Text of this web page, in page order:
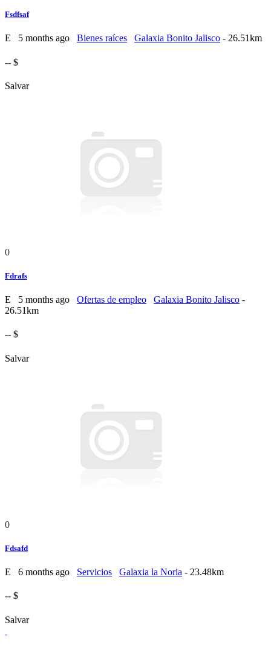
Fsdfsaf
E 5 months ago Bienes raíces Galaxia Bonito Jalisco - 26.51km
-- $
Salvar
0
Fdrafs
E 5 months ago Ofertas de empleo Galaxia Bonito Jalisco -
26.51km
-- $
Salvar
0
Fdsafd
E 6 months ago Servicios Galaxia la Noria - 23.48km
-- $
Salvar